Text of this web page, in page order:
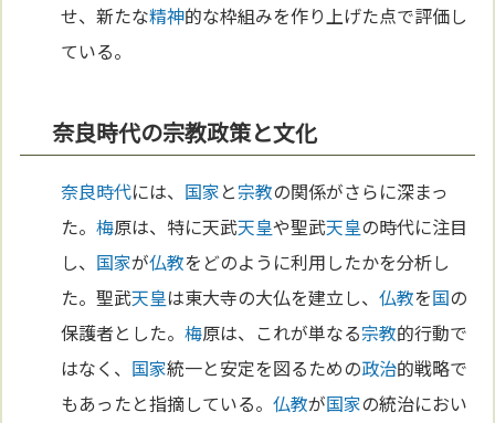
せ、新たな精神的な枠組みを作り上げた点で評価し
ている。
奈良時代の宗教政策と文化
奈良時代には、 国家と宗教の関係がさらに深まっ
た。梅原は、特に天武天皇や聖武天皇の時代に注目
し、 国家が仏教をどのように利用したかを分析し
た。聖武天皇は東大寺の大仏を建立し、仏教を国の
保護者とした。梅原は、これが単なる宗教的行動で
はなく、 国家統一と安定を図るための政治的戦略で
もあったと指摘している。仏教が国家の統治におい